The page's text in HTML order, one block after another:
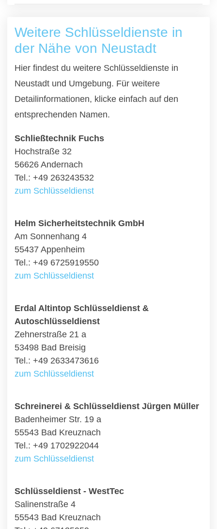
Weitere Schlüsseldienste in
der Nähe von Neustadt
Hier findest du weitere Schlüsseldienste in
Neustadt und Umgebung. Für weitere
Detailinformationen, klicke einfach auf den
entsprechenden Namen.
Schließtechnik Fuchs
Hochstraße 32
56626 Andernach
Tel.: +49 263243532
zum Schlüsseldienst
Helm Sicherheitstechnik GmbH
Am Sonnenhang 4
55437 Appenheim
Tel.: +49 6725919550
zum Schlüsseldienst
Erdal Altintop Schlüsseldienst &
Autoschlüsseldienst
Zehnerstraße 21 a
53498 Bad Breisig
Tel.: +49 2633473616
zum Schlüsseldienst
Schreinerei & Schlüsseldienst Jürgen Müller
Badenheimer Str. 19 a
55543 Bad Kreuznach
Tel.: +49 1702922044
zum Schlüsseldienst
Schlüsseldienst - WestTec
Salinenstraße 4
55543 Bad Kreuznach